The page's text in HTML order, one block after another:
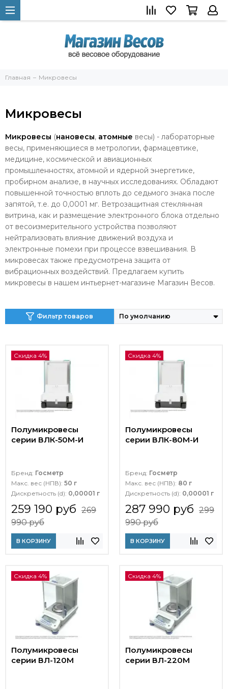
Главная Микровесы
Микровесы
Микровесы (нановесы, атомные весы) - лабораторные
весы, применяющиеся в метрологии, фармацевтике,
медицине, космической и авиационных
промышленностях, атомной и ядерной энергетике,
пробирном анализе, в научных исследованиях. Обладают
повышенной точностью вплоть до седьмого знака после
запятой, т.е. до 0,0001 мг. Ветрозащитная стеклянная
витрина, как и размещение электронного блока отдельно
от весоизмерительного устройства позволяют
нейтрализовать влияние движений воздуха и
электронные помехи при процессе взвешивания. В
микровесах также предусмотрена защита от
вибрационных воздействий. Предлагаем купить
микровесы в нашем интьернет-магазине Магазин Весов.
Фильтр товаров
Скидка 4%
Полумикровесы
серии ВЛК-50М-И
Бренд: Госметр
Макс. вес (НПВ): 50 г
Дискретность (d): 0,00001 г
259 190 руб 269
990 руб
В КОРЗИНУ
Скидка 4%
Полумикровесы
серии ВЛК-80М-И
Бренд: Госметр
Макс. вес (НПВ): 80 г
Дискретность (d): 0,00001 г
287 990 руб 299
990 руб
В КОРЗИНУ
Скидка 4%
Полумикровесы
серии ВЛ-120М
Скидка 4%
Полумикровесы
серии ВЛ-220М